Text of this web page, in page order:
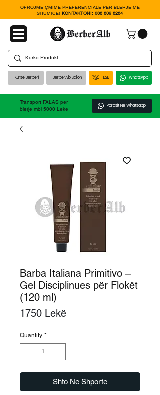
OFROJMË ÇMIME PREFERENCIALE PËR BLERJE ME
SHUMICË! KONTAKTONI: 068 809 8284
Kurse Berberi BerberAlb Sallon B2B WhatsApp
Transport FALAS per
blerje mbi 5000 Leke
Porosit Ne Whatsapp
Barba Italiana Primitivo –
Gel Disciplinues për Flokët
(120 ml)
1750 LekëPrice
Quantity *
Shto Ne Shporte